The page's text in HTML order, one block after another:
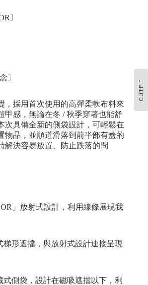
OUTFIT
〕
〕
，採用首次使用的高彈柔軟布料來
甲感，無論在冬 / 秋季穿著也能舒
次具備全新的側袋設計，可輕鬆在
物品，並順道滑落到前半部有蓋的
解決容易放置、防止跌落的問
」放射式設計，利用線條展現我
梯形遮擋，與放射式設計連接呈現
式側袋，設計在磁吸遮擋以下，利